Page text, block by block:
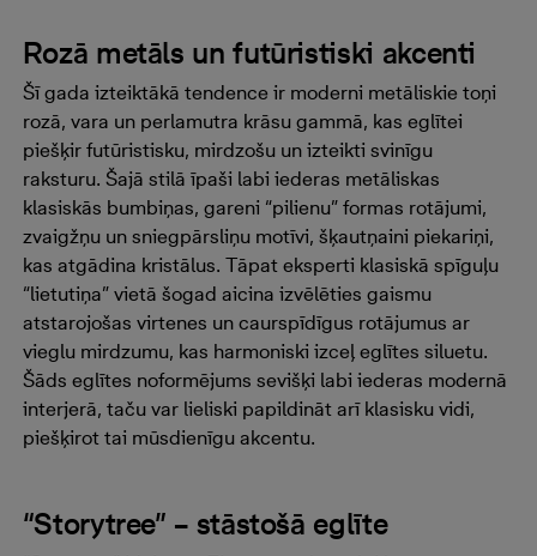
Rozā metāls un futūristiski akcenti
Šī gada izteiktākā tendence ir moderni metāliskie toņi
rozā, vara un perlamutra krāsu gammā, kas eglītei
piešķir futūristisku, mirdzošu un izteikti svinīgu
raksturu. Šajā stilā īpaši labi iederas metāliskas
klasiskās bumbiņas, gareni “pilienu” formas rotājumi,
zvaigžņu un sniegpārsliņu motīvi, šķautņaini piekariņi,
kas atgādina kristālus. Tāpat eksperti klasiskā spīguļu
“lietutiņa” vietā šogad aicina izvēlēties gaismu
atstarojošas virtenes un caurspīdīgus rotājumus ar
vieglu mirdzumu, kas harmoniski izceļ eglītes siluetu.
Šāds eglītes noformējums sevišķi labi iederas modernā
interjerā, taču var lieliski papildināt arī klasisku vidi,
piešķirot tai mūsdienīgu akcentu.
“Storytree” – stāstošā eglīte